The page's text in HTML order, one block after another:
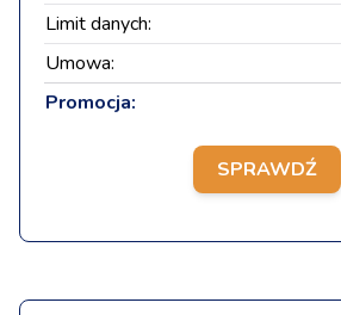
Limit danych:
Umowa:
Promocja:
SPRAWDŹ